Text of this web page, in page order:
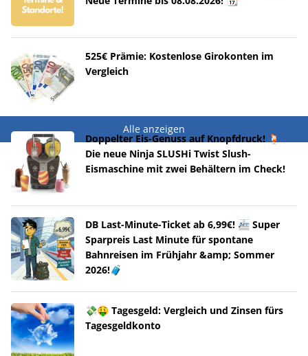
525€ Prämie: Kostenlose Girokonten im
Vergleich
Alle anzeigen
Doppelter Eis-Genuss auf Knopfdruck! 🍹
Die neue Ninja SLUSHi Twist Slush-
Eismaschine mit zwei Behältern im Check!
DB Last-Minute-Ticket ab 6,99€! 🚈 Super
Sparpreis Last Minute für spontane
Bahnreisen im Frühjahr &amp; Sommer
2026!🧳
💸🤑 Tagesgeld: Vergleich und Zinsen fürs
Tagesgeldkonto